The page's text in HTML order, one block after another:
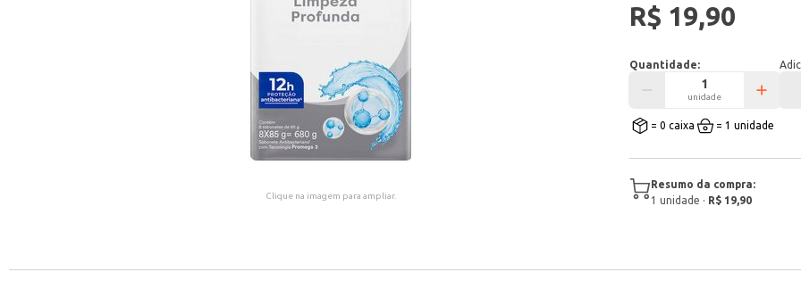
Clique na imagem para ampliar.
R$ 19,90
Quantidade:
unidade
= 0 caixa = 1 unidade
Resumo da compra:
1 unidade · R$ 19,90